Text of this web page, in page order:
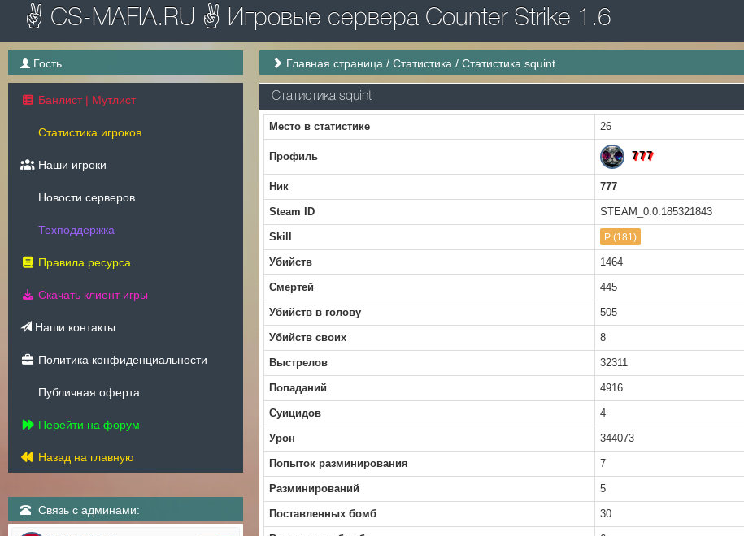
✌ CS-MAFIA.RU ✌ Игровые сервера Counter Strike 1.6
Гость
Банлист | Мутлист
Статистика игроков
Наши игроки
Новости серверов
Техподдержка
Правила ресурса
Скачать клиент игры
Наши контакты
Политика конфиденциальности
Публичная оферта
Перейти на форум
Назад на главную
Связь с админами:
Главная страница /Статистика /Статистика squint
Статистика squint
Место в статистике 26
Профиль 777
Ник 777
Steam ID STEAM_0:0:185321843
Skill P (181)
Убийств 1464
Смертей 445
Убийств в голову 505
Убийств своих 8
Выстрелов 32311
Попаданий 4916
Суицидов 4
Урон 344073
Попыток разминирования 7
Разминирований 5
Поставленных бомб 30